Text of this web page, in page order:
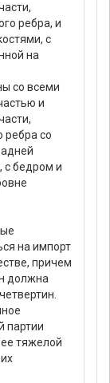
ребра, и
с
на
со всеми
и
ребра со
с бедром и
на импорт
причем
должна
партии
тяжелой